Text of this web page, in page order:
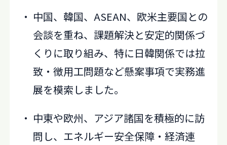
中国、韓国、ASEAN、欧米主要国との
会談を重ね、課題解決と安定的関係づ
くりに取り組み、特に日韓関係では拉
致・徴用工問題など懸案事項で実務進
展を模索しました。
中東や欧州、アジア諸国を積極的に訪
問し、エネルギー安全保障・経済連